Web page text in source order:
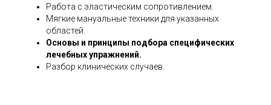
Работа с эластическим сопротивлением.
Мягкие мануальные техники для указанных
областей.
Основы и принципы подбора специфических
лечебных упражнений.
Разбор клинических случаев.